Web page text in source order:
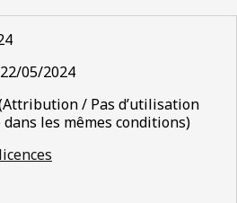
05/2024
(Attribution / Pas d’utilisation
les mêmes conditions)